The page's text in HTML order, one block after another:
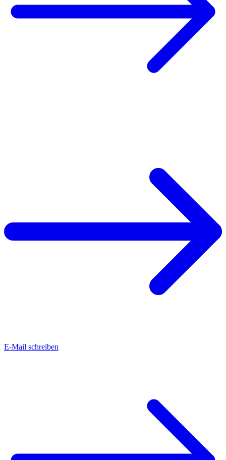
E-Mail schreiben